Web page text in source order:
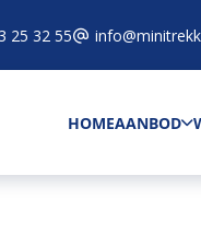
25 32 55
HOMEAANBOD